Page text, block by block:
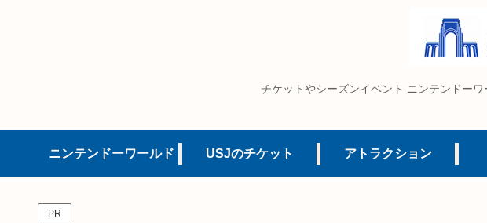
チケットやシーズンイベント ニンテンドー
ニンテンドーワールド USJのチケット アトラクション
PR